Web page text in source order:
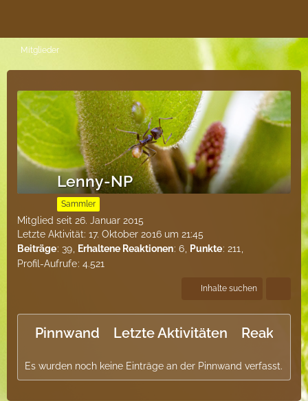
Mitglieder
Lenny-NP
Sammler
Mitglied seit 26. Januar 2015
Letzte Aktivität: 17. Oktober 2016 um 21:45
Beiträge 39 Erhaltene Reaktionen 6 Punkte 211
Profil-Aufrufe 4.521
Inhalte suchen
Pinnwand Letzte Aktivitäten
Es wurden noch keine Einträge an der Pinnwand verfasst.